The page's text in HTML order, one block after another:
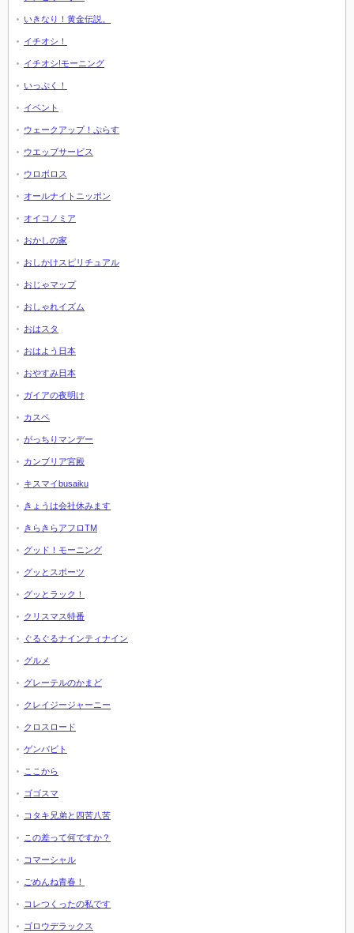
いきなり！黄金伝説。
イチオシ！
イチオシ!モーニング
いっぷく！
イベント
ウェークアップ！ぷらす
ウエッブサービス
ウロボロス
オールナイトニッポン
オイコノミア
おかしの家
おしかけスピリチュアル
おじゃマップ
おしゃれイズム
おはスタ
おはよう日本
おやすみ日本
ガイアの夜明け
カスペ
がっちりマンデー
カンブリア宮殿
キスマイbusaiku
きょうは会社休みます
きらきらアフロTM
グッド！モーニング
グッとスポーツ
グッとラック！
クリスマス特番
ぐるぐるナインティナイン
グルメ
グレーテルのかまど
クレイジージャーニー
クロスロード
ゲンバビト
ここから
ゴゴスマ
コタキ兄弟と四苦八苦
この差って何ですか？
コマーシャル
ごめんね青春！
コレつくったの私です
ゴロウデラックス